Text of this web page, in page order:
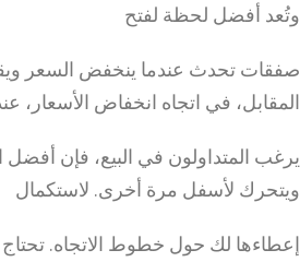
وتُعد أفضل لحظة لفتح
صفقات تحدث عندما ينخفض السعر
المقابل، في اتجاه انخفاض الأسعار،
يرغب المتداولون في البيع، فإن
ويتحرك لأسفل مرة أخرى. لاستكمال
إعطاءها لك حول خطوط الاتجاه.